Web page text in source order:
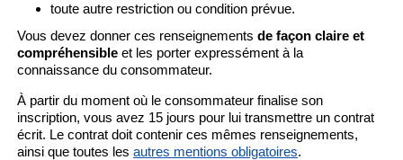
toute autre restriction ou condition prévue.
Vous devez donner ces renseignements de façon claire et
compréhensible et les porter expressément à la
connaissance du consommateur.
À partir du moment où le consommateur finalise son
inscription, vous avez 15 jours pour lui transmettre un contrat
écrit. Le contrat doit contenir ces mêmes renseignements,
ainsi que toutes les autres mentions obligatoires.